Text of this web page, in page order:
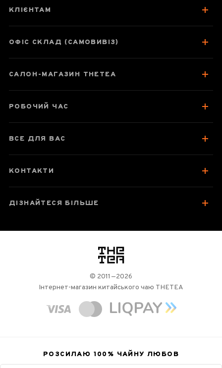
Паспорт товару
КЛІЄНТАМ
ОФІС СКЛАД (САМОВИВІЗ)
САЛОН-МАГАЗИН THETEA
РОБОЧИЙ ЧАС
ВСЕ ДЛЯ ВАС
КОНТАКТИ
ДІЗНАЙТЕСЯ БІЛЬШЕ
логотип
© 2011—2026
Інтернет-магазин китайського чаю THETEA
РОЗСИЛАЮ 100% ЧАЙНУ ЛЮБОВ